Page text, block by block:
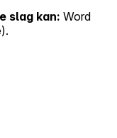
slag kan: Word